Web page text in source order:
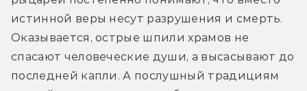
истинной веры несут разрушения и смерть.
Оказывается, острые шпили храмов не
спасают человеческие души, а высасывают до
последней капли. А послушный традициям